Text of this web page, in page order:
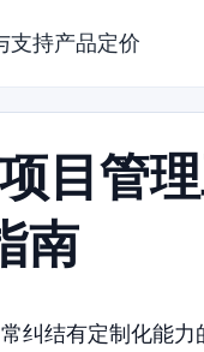
支持产品定价
目管
南
纠结有定制化能